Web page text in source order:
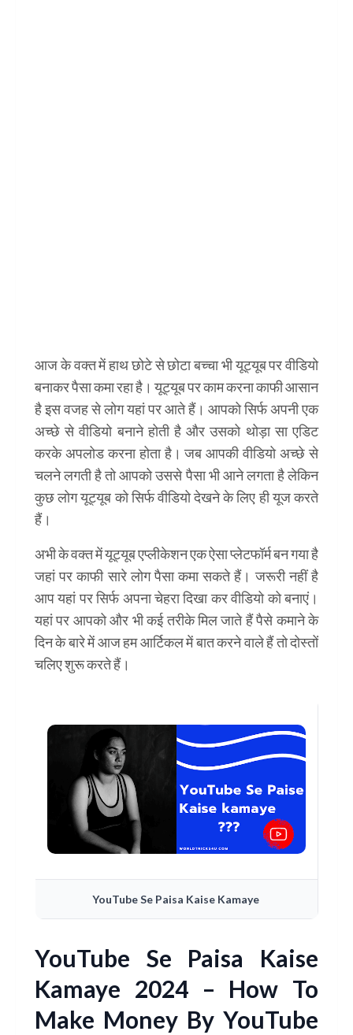
आज के वक्त में हाथ छोटे से छोटा बच्चा भी यूट्यूब पर वीडियो
बनाकर पैसा कमा रहा है। यूट्यूब पर काम करना काफी आसान
है इस वजह से लोग यहां पर आते हैं। आपको सिर्फ अपनी एक
अच्छे से वीडियो बनाने होती है और उसको थोड़ा सा एडिट
करके अपलोड करना होता है। जब आपकी वीडियो अच्छे से
चलने लगती है तो आपको उससे पैसा भी आने लगता है लेकिन
कुछ लोग यूट्यूब को सिर्फ वीडियो देखने के लिए ही यूज करते
हैं।
अभी के वक्त में यूट्यूब एप्लीकेशन एक ऐसा प्लेटफॉर्म बन गया है
जहां पर काफी सारे लोग पैसा कमा सकते हैं। जरूरी नहीं है
आप यहां पर सिर्फ अपना चेहरा दिखा कर वीडियो को बनाएं।
यहां पर आपको और भी कई तरीके मिल जाते हैं पैसे कमाने के
दिन के बारे में आज हम आर्टिकल में बात करने वाले हैं तो दोस्तों
चलिए शुरू करते हैं।
YouTube Se Paisa Kaise Kamaye
YouTube Se Paisa Kaise
Kamaye 2024 – How To
Make Money By YouTube